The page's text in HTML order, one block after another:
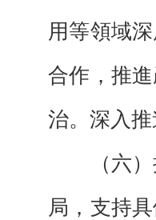
用等領域
合作，推
治。深入
（六）提
局，支持